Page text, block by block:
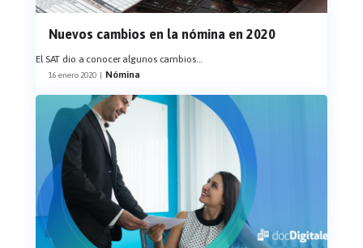
Nuevos cambios en la nómina en 2020
El SAT dio a conocer algunos cambios...
16 enero 2020 | Nómina